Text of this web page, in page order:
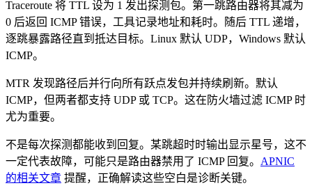
Traceroute 将 TTL 设为 1 发出探测包。第一跳路由器将其减为
0 后返回 ICMP 错误，工具记录地址和耗时。随后 TTL 递增，
逐跳暴露路径直到抵达目标。Linux 默认 UDP，Windows 默认
ICMP。
MTR 发现路径后并行向所有跃点发包并持续刷新。默认
ICMP，但两者都支持 UDP 或 TCP。这在防火墙过滤 ICMP 时
尤为重要。
不是每次探测都能收到回复。某跳超时时输出显示星号，这不
一定代表故障，可能只是路由器禁用了 ICMP 回复。 APNIC
的相关文章 提醒，正确解读这些空白是诊断关键。